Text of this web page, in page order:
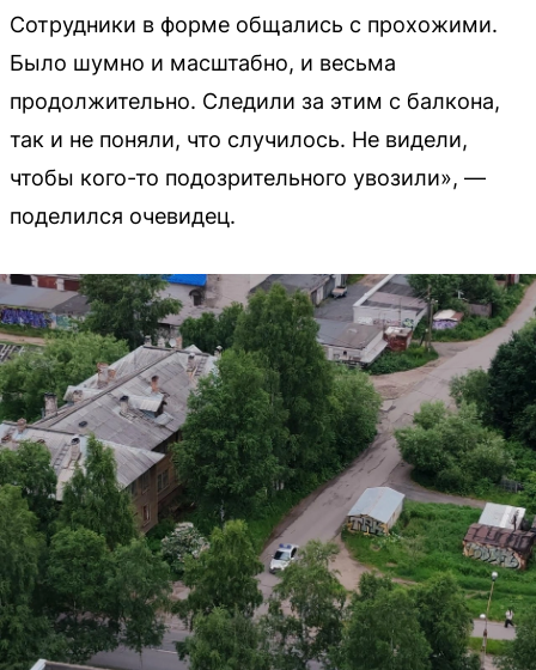
Сотрудники в форме общались с прохожими.
Было шумно и масштабно, и весьма
продолжительно. Следили за этим с балкона,
так и не поняли, что случилось. Не видели,
чтобы кого-то подозрительного увозили», —
поделился очевидец.